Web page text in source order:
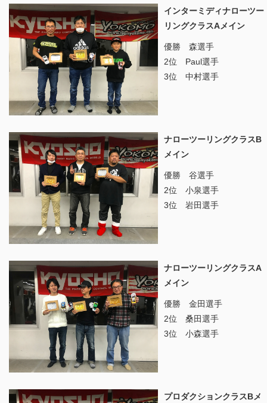
インターミディナローツー
リングクラスAメイン
優勝 森選手
2位 Paul選手
3位 中村選手
ナローツーリングクラスB
メイン
優勝 谷選手
2位 小泉選手
3位 岩田選手
ナローツーリングクラスA
メイン
優勝 金田選手
2位 桑田選手
3位 小森選手
プロダクションクラスBメ